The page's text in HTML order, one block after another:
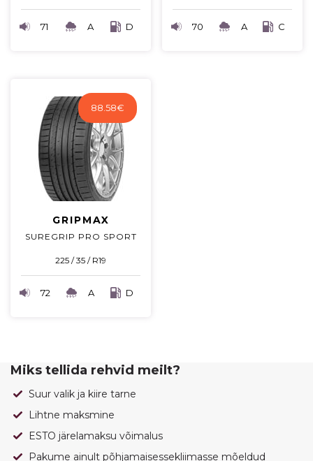
71 A D 70 A C
88.58€
GRIPMAX
SUREGRIP PRO SPORT
225 / 35 / R19
72 A D
Miks tellida rehvid meilt?
Suur valik ja kiire tarne
Lihtne maksmine
ESTO järelamaksu võimalus
Pakume ainult põhjamaisessekliimasse mõeldud